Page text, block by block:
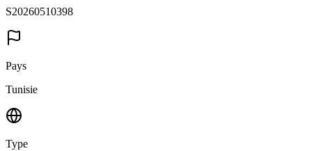
S20260510398
Pays
Tunisie
Type